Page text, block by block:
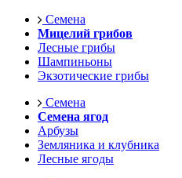
Семена
Мицелий грибов
Лесные грибы
Шампиньоны
Экзотические грибы
Семена
Семена ягод
Арбузы
Земляника и клубника
Лесные ягоды